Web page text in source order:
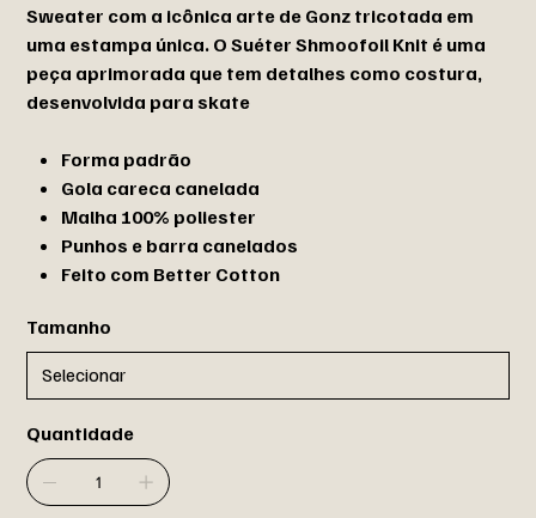
Sweater com a icônica arte de Gonz tricotada em
uma estampa única. O Suéter Shmoofoil Knit é uma
peça aprimorada que tem detalhes como costura,
desenvolvida para skate
Forma padrão
Gola careca canelada
Malha 100% poliester
Punhos e barra canelados
Feito com Better Cotton
Tamanho
Quantidade